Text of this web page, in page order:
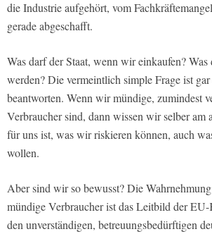
die Industrie aufgehört, vom
gerade abgeschafft.
Was darf der Staat, wenn wir einkaufen? Was
werden? Die vermeintlich simple Frage ist
beantworten. Wenn wir mündige, zumindest
Verbraucher sind, dann wissen wir selber am
für uns ist, was wir riskieren können, auch
wollen.
Aber sind wir so bewusst? Die
mündige Verbraucher ist das Leitbild der
den unverständigen, betreuungsbedürftigen